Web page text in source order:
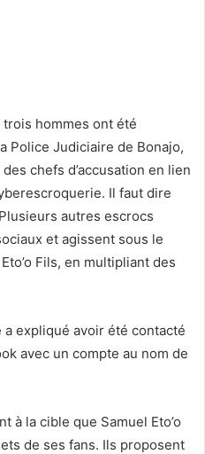
hommes ont été
Police Judiciaire de Bonajo,
chefs d’accusation en lien
Il faut dire
autres escrocs
et agissent sous le
Fils, en multipliant des
a expliqué avoir été contacté
avec un compte au nom de
à la cible que Samuel Eto’o
de ses fans. Ils proposent